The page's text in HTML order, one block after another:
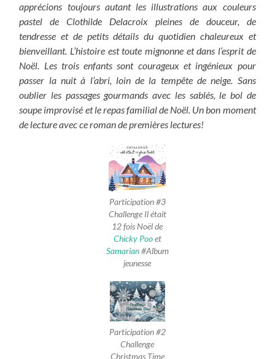
apprécions toujours autant les illustrations aux couleurs
pastel de Clothilde Delacroix pleines de douceur, de
tendresse et de petits détails du quotidien chaleureux et
bienveillant. L’histoire est toute mignonne et dans l’esprit de
Noël. Les trois enfants sont courageux et ingénieux pour
passer la nuit à l’abri, loin de la tempête de neige. Sans
oublier les passages gourmands avec les sablés, le bol de
soupe improvisé et le repas familial de Noël. Un bon moment
de lecture avec ce roman de premières lectures!
Participation #3
Challenge Il était
12 fois Noël de
Chicky Pooet
Samarian#Album
jeunesse
Participation #2
Challenge
Christmas Time